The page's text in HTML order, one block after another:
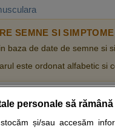
SEMNE SI SIMPTOME
baza de date de semne si
este ordonat alfabetic si
Autoevaluare simptome
personale să
și/sau accesăm